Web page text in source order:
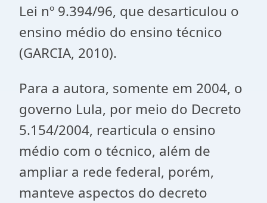
Lei nº 9.394/96, que desarticulou o
ensino médio do ensino técnico
(GARCIA, 2010).
Para a autora, somente em 2004, o
governo Lula, por meio do Decreto
5.154/2004, rearticula o ensino
médio com o técnico, além de
ampliar a rede federal, porém,
manteve aspectos do decreto